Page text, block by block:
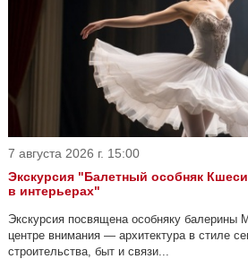
7 августа 2026 г. 15:00
Экскурсия "Балетный особняк
в интерьерах"
Экскурсия посвящена особняку балерины
центре внимания — архитектура в стиле
строительства, быт и связи...